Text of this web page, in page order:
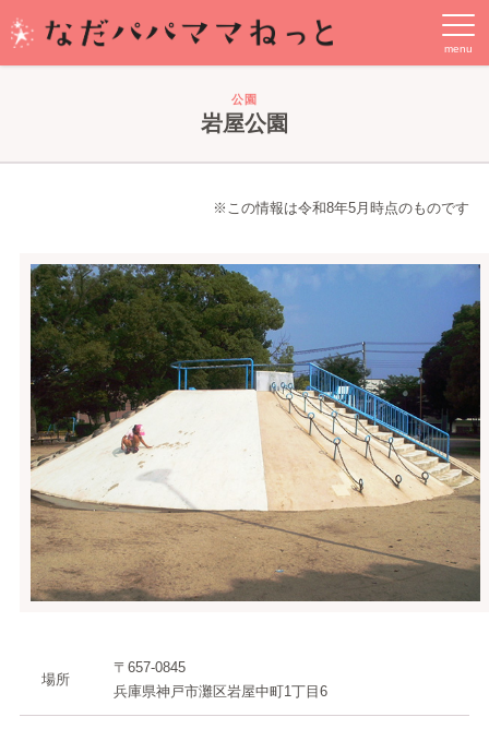
公園
岩屋公園
※この情報は令和8年5月時点のものです
場所
〒657-0845
兵庫県神戸市灘区岩屋中町1丁目6